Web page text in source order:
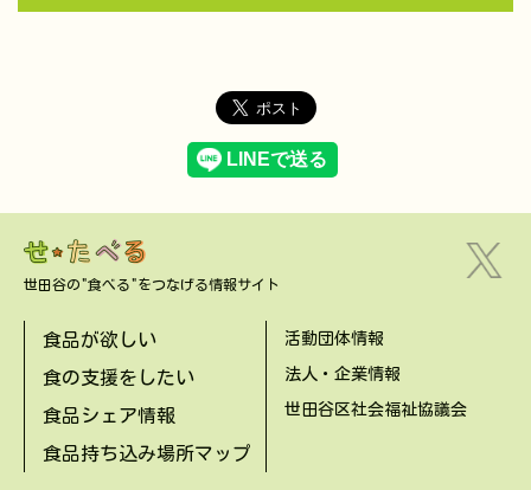
世田谷の"食べる"をつなげる情報サイト
食品が欲しい
食の支援をしたい
食品シェア情報
食品持ち込み場所マップ
活動団体情報
法人・企業情報
世田谷区社会福祉協議会